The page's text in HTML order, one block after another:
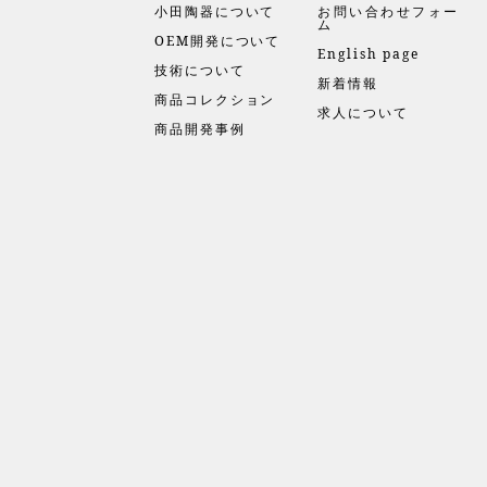
小田陶器について
OEM開発について
技術について
商品コレクション
商品開発事例
お問い合わせフォー
ム
English page
新着情報
求人について